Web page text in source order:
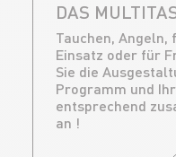
DAS
Tauchen,
Einsatz oder für
Sie die
Programm und
entsprechend
an !